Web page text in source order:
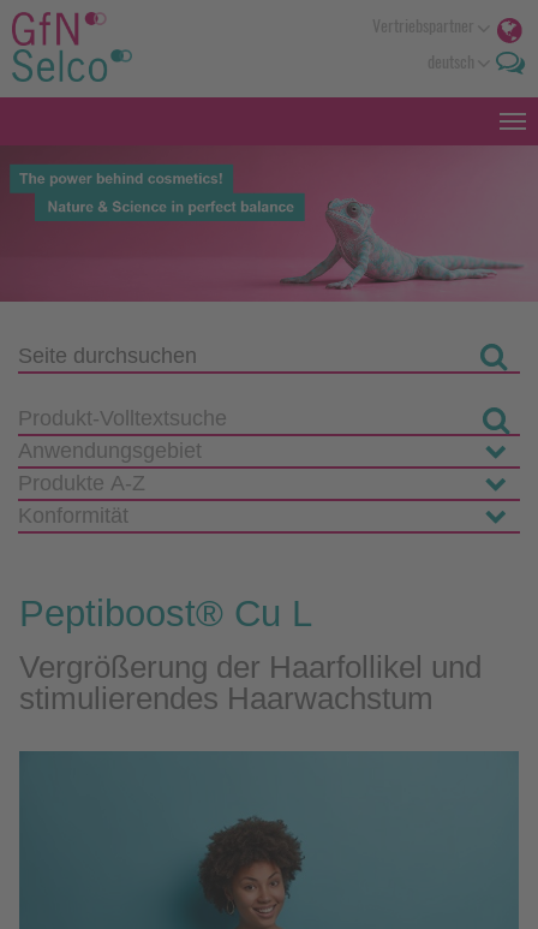
Peptiboost® Cu L
Vergrößerung der Haarfollikel und
stimulierendes Haarwachstum